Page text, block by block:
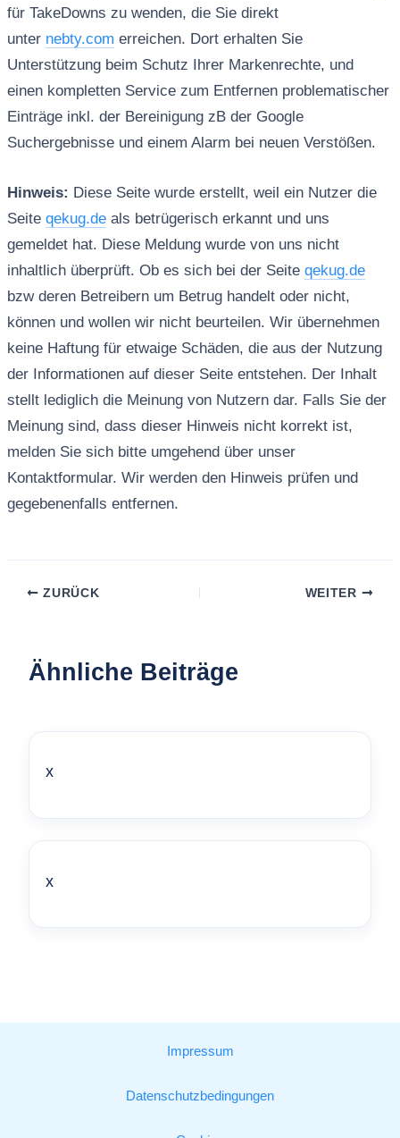
für TakeDowns zu wenden, die Sie direkt
unter nebty.com erreichen. Dort erhalten Sie
Unterstützung beim Schutz Ihrer Markenrechte, und
einen kompletten Service zum Entfernen problematischer
Einträge inkl. der Bereinigung zB der Google
Suchergebnisse und einem Alarm bei neuen Verstößen.
Hinweis: Diese Seite wurde erstellt, weil ein Nutzer die
Seite qekug.deals betrügerisch erkannt und uns
gemeldet hat. Diese Meldung wurde von uns nicht
inhaltlich überprüft. Ob es sich bei der Seite qekug.de
bzw deren Betreibern um Betrug handelt oder nicht,
können und wollen wir nicht beurteilen. Wir übernehmen
keine Haftung für etwaige Schäden, die aus der Nutzung
der Informationen auf dieser Seite entstehen. Der Inhalt
stellt lediglich die Meinung von Nutzern dar. Falls Sie der
Meinung sind, dass dieser Hinweis nicht korrekt ist,
melden Sie sich bitte umgehend über unser
Kontaktformular. Wir werden den Hinweis prüfen und
gegebenenfalls entfernen.
ZURÜCK WEITER
Ähnliche Beiträge
x
x
Impressum
Datenschutzbedingungen